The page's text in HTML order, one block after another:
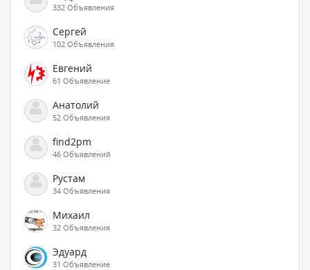
332 Объявления
Сергей
102 Объявления
Евгений
61 Объявление
Анатолий
52 Объявления
find2pm
46 Объявлений
Рустам
34 Объявления
Михаил
32 Объявления
Эдуард
31 Объявление